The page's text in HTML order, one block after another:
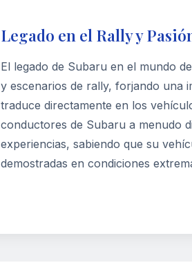
Legado en el Rally y
El legado de Subaru en el mundo
y escenarios de rally, forjando una
traduce directamente en los
conductores de Subaru a menudo
experiencias, sabiendo que su
demostradas en condiciones